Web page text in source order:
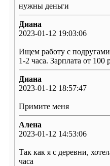
нужны деньги
Диана
2023-01-12 19:03:06
Ищем работу с
1-2 часа. Зарплата от 100
Диана
2023-01-12 18:57:47
Примите меня
Алена
2023-01-12 14:53:06
Так как я с деревни,
часа